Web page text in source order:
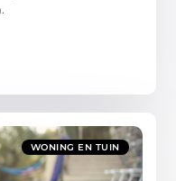
WONING EN TUIN